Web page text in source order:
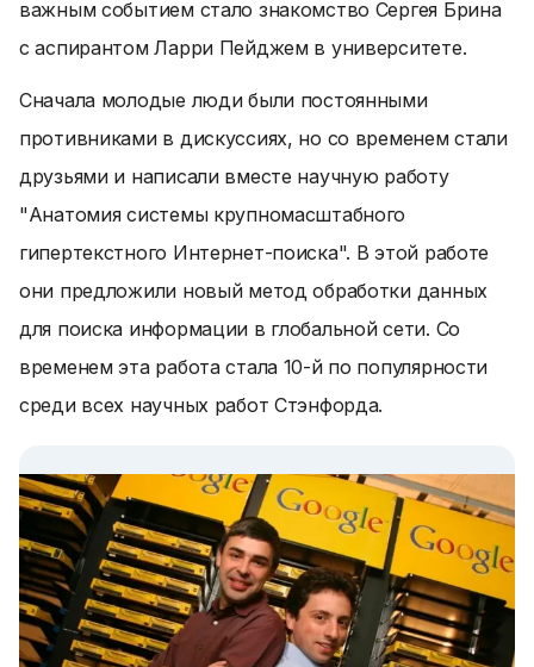
важным событием стало знакомство Сергея Брина
с аспирантом Ларри Пейджем в университете.
Сначала молодые люди были постоянными
противниками в дискуссиях, но со временем стали
друзьями и написали вместе научную работу
"Анатомия системы крупномасштабного
гипертекстного Интернет-поиска". В этой работе
они предложили новый метод обработки данных
для поиска информации в глобальной сети. Со
временем эта работа стала 10-й по популярности
среди всех научных работ Стэнфорда.